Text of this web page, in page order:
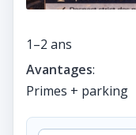
1–2 ans
Avantages:
Primes + parking